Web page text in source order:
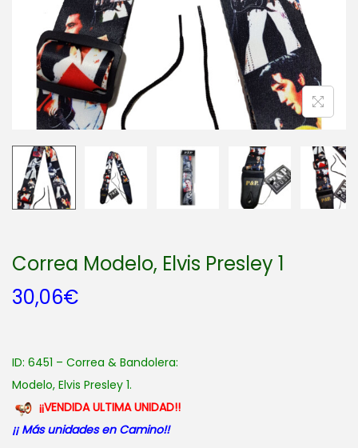
c
i
ó
d
o
Correa Modelo, Elvis Presley 1
30,06€
ID: 6451 – Correa & Bandolera:
Modelo, Elvis Presley 1.
¡¡VENDIDA ULTIMA UNIDAD!!
¡¡ Más unidades en Camino!!